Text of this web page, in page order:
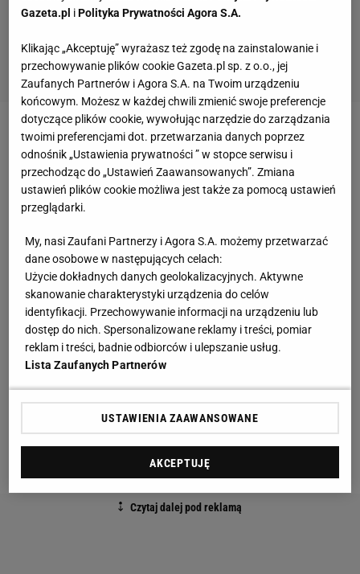
Zobacz wideoNajdłuższa afera w PZPN i
reprezentacji Polski
Z tego powodu pod ogromnym znakiem zapytania
przyszłorocznychigrzyskach olimpijskich
choć wydał zalecenie dopuszczające sportowców z
tych krajów do turniejów kwalifikacyjnych, wciąż nie
zdecydował, czy obejrzymy ich w Paryżu.
Ale nawet jeśli MKOl zdecyduje o dopuszczeniu
Rosjan i Białorusinów, to wystartują oni pod
neutralnym statusem. Wiadomo na pewno, że w
Paryżu nie zobaczymy flag tych państw, ani nie
usłyszymy ich hymnów narodowych.
Gazeta.pl iPolityka Prywatności Agora S.A.
Klikając „Akceptuję” wyrażasz też zgodę na zainstalowanie i
przechowywanie plików cookie Gazeta.pl sp. z o.o., jej
Zaufanych Partnerów i Agora S.A. na Twoim urządzeniu
końcowym. Możesz w każdej chwili zmienić swoje preferencje
dotyczące plików cookie, wywołując narzędzie do zarządzania
twoimi preferencjami dot. przetwarzania danych poprzez
odnośnik „Ustawienia prywatności ” w stopce serwisu i
przechodząc do „Ustawień Zaawansowanych”. Zmiana
ustawień plików cookie możliwa jest także za pomocą ustawień
przeglądarki.
My, nasi Zaufani Partnerzy i Agora S.A. możemy przetwarzać
dane osobowe w następujących celach:
Użycie dokładnych danych geolokalizacyjnych. Aktywne
skanowanie charakterystyki urządzenia do celów
identyfikacji. Przechowywanie informacji na urządzeniu lub
dostęp do nich. Spersonalizowane reklamy i treści, pomiar
reklam i treści, badnie odbiorców i ulepszanie usług.
Lista Zaufanych Partnerów
USTAWIENIA ZAAWANSOWANE
AKCEPTUJĘ